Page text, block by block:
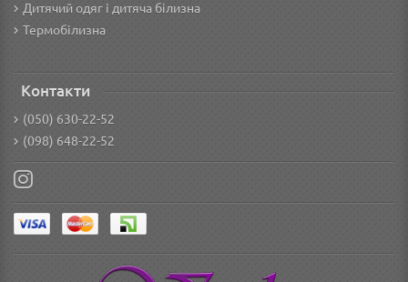
Дитячий одяг і дитяча білизна
Термобілизна
Контакти
(050) 630-22-52
(098) 648-22-52